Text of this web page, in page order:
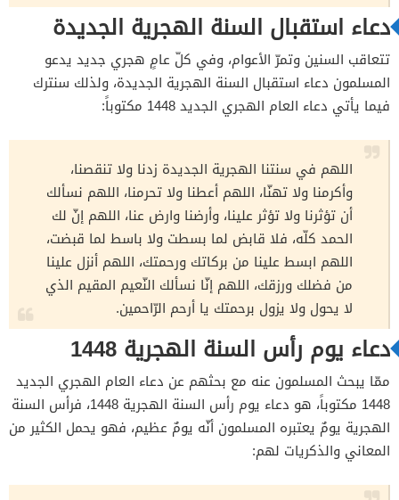
دعاء استقبال السنة الهجرية الجديدة
تتعاقب السنين وتمرّ الأعوام، وفي كلّ عامٍ هجري جديد يدعو
المسلمون دعاء استقبال السنة الهجرية الجديدة، ولذلك سنترك
فيما يأتي دعاء العام الهجري الجديد 1448 مكتوباً:
اللهم في سنتنا الهجرية الجديدة زدنا ولا تنقصنا،
وأكرمنا ولا تهنّا، اللهم أعطنا ولا تحرمنا، اللهم نسألك
أن تؤثرنا ولا تؤثر علينا، وأرضنا وارض عنا، اللهم إنّ لك
الحمد كلّه، فلا قابض لما بسطت ولا باسط لما قبضت،
اللهم ابسط علينا من بركاتك ورحمتك، اللهم أنزل علينا
من فضلك ورزقك، اللهم إنّا نسألك النّعيم المقيم الذي
لا يحول ولا يزول برحمتك يا أرحم الرّاحمين.
دعاء يوم رأس السنة الهجرية 1448
ممّا يبحث المسلمون عنه مع بحثهم عن دعاء العام الهجري الجديد
1448 مكتوباً، هو دعاء يوم رأس السنة الهجرية 1448، فرأس السنة
الهجرية يومٌ يعتبره المسلمون أنّه يومٌ عظيم، فهو يحمل الكثير من
المعاني والذكريات لهم: